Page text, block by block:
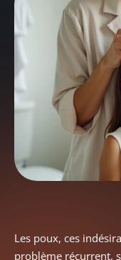
Les poux, ces
problème récurrent,